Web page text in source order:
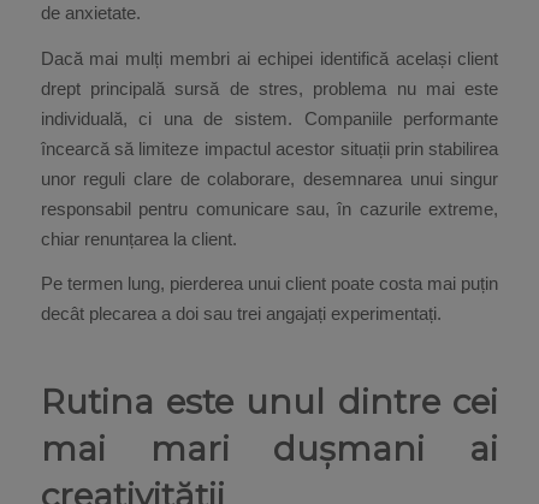
de anxietate.
Dacă mai mulți membri ai echipei identifică același client
drept principală sursă de stres, problema nu mai este
individuală, ci una de sistem. Companiile performante
încearcă să limiteze impactul acestor situații prin stabilirea
unor reguli clare de colaborare, desemnarea unui singur
responsabil pentru comunicare sau, în cazurile extreme,
chiar renunțarea la client.
Pe termen lung, pierderea unui client poate costa mai puțin
decât plecarea a doi sau trei angajați experimentați.
Rutina este unul dintre cei
mai mari dușmani ai